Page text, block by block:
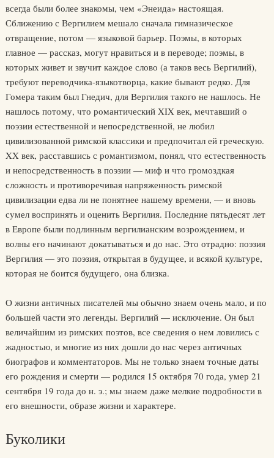
всегда были более знакомы, чем «Энеида» настоящая.
Сближению с Вергилием мешало сначала гимназическое
отвращение, потом — языковой барьер. Поэмы, в которых
главное — рассказ, могут нравиться и в переводе; поэмы, в
которых живет и звучит каждое слово (а таков весь Вергилий),
требуют переводчика-языкотворца, какие бывают редко. Для
Гомера таким был Гнедич, для Вергилия такого не нашлось. Не
нашлось потому, что романтический XIX век, мечтавший о
поэзии естественной и непосредственной, не любил
цивилизованной римской классики и предпочитал ей греческую.
XX век, расставшись с романтизмом, понял, что естественность
и непосредственность в поэзии — миф и что громоздкая
сложность и противоречивая напряженность римской
цивилизации едва ли не понятнее нашему времени, — и вновь
сумел воспринять и оценить Вергилия. Последние пятьдесят лет
в Европе были подлинным вергилианским возрождением, и
волны его начинают докатываться и до нас. Это отрадно: поэзия
Вергилия — это поэзия, открытая в будущее, и всякой культуре,
которая не боится будущего, она близка.
О жизни античных писателей мы обычно знаем очень мало, и по
большей части это легенды. Вергилий — исключение. Он был
величайшим из римских поэтов, все сведения о нем ловились с
жадностью, и многие из них дошли до нас через античных
биографов и комментаторов. Мы не только знаем точные даты
его рождения и смерти — родился 15 октября 70 года, умер 21
сентября 19 года до н. э.; мы знаем даже мелкие подробности в
его внешности, образе жизни и характере.
Буколики